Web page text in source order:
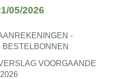
05/2026
-
VOORGAANDE